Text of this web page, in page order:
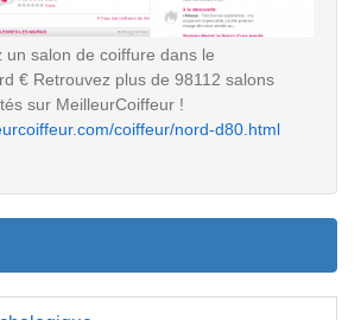
un salon de coiffure dans le
€ Retrouvez plus de 98112 salons
sur MeilleurCoiffeur !
coiffeur/nord-d80.html